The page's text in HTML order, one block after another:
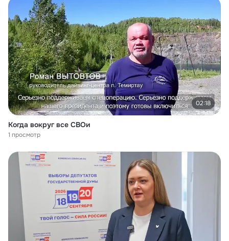
02:18
Когда вокруг все СВОи
1 просмотр